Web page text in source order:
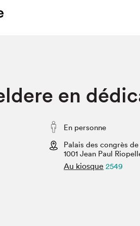
Programmation
SLM PRO
Liste des exposant·e·s
Liste des auteur·rice·s
en
En personne
Palais des congrès
1001 Jean Paul
Au kiosque 2549